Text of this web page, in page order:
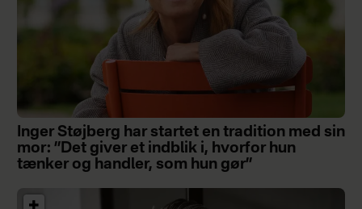
Inger Støjberg har startet en tradition med sin
mor: ”Det giver et indblik i, hvorfor hun
tænker og handler, som hun gør”